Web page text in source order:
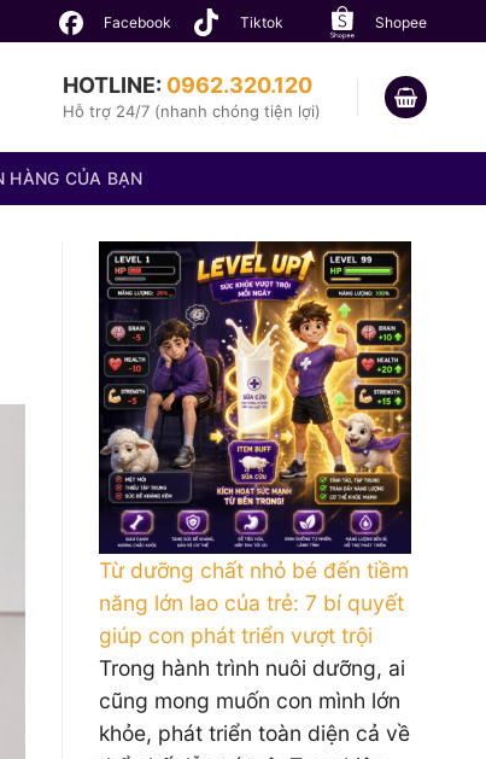
Facebook Tiktok Shopee
HOTLINE: 0962.320.120
Hỗ trợ 24/7 (nhanh chóng tiện lợi)
HÀNG CỦA BẠN
Từ dưỡng chất nhỏ bé đến tiềm
năng lớn lao của trẻ: 7 bí quyết
giúp con phát triển vượt trội
Trong hành trình nuôi dưỡng, ai
cũng mong muốn con mình lớn
khỏe, phát triển toàn diện cả về